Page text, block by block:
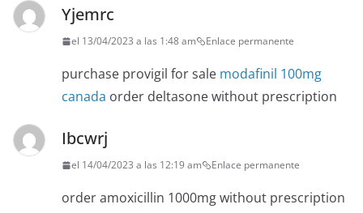
Yjemrc
el 13/04/2023 a las 1:48 am Enlace permanente
purchase provigil for sale modafinil 100mg
canada order deltasone without prescription
Ibcwrj
el 14/04/2023 a las 12:19 am Enlace permanente
order amoxicillin 1000mg without prescription